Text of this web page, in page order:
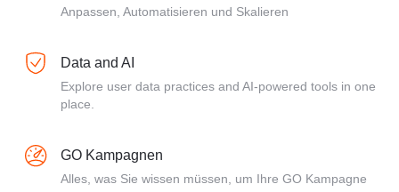
Anpassen, Automatisieren und Skalieren
Data and AI
Explore user data practices and AI-powered tools in one
place.
GO Kampagnen
Alles, was Sie wissen müssen, um Ihre GO Kampagne